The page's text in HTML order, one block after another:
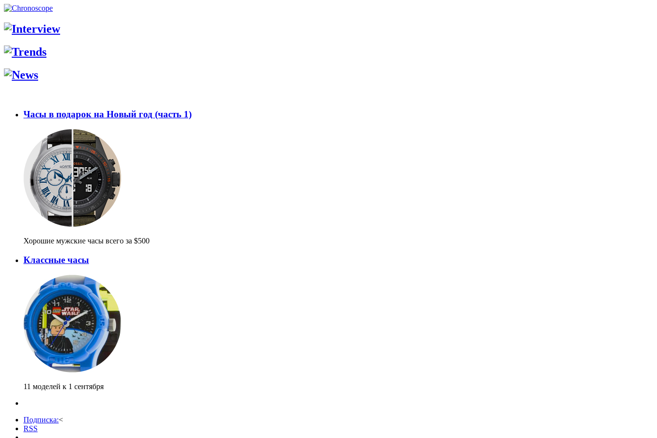
Часы в подарок на Новый год (часть 1)
Хорошие мужские часы всего за $500
Классные часы
11 моделей к 1 сентября
Подписка:<
RSS